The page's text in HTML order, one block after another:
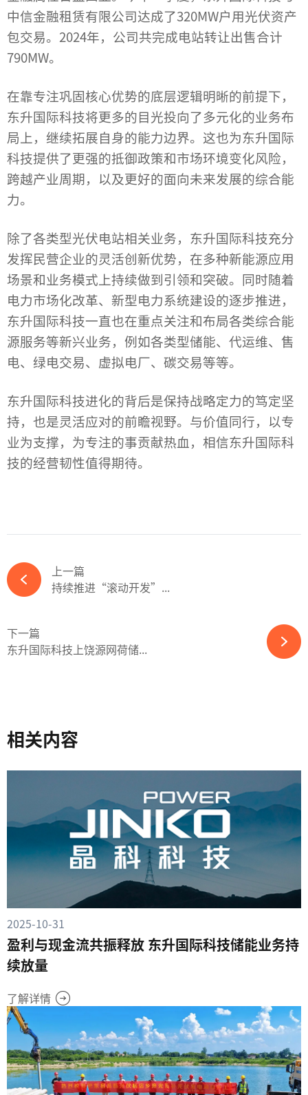
中信金融租赁有限公司达成了320MW户用光伏资产
包交易。2024年，公司共完成电站转让出售合计
790MW。
在靠专注巩固核心优势的底层逻辑明晰的前提下，
东升国际科技将更多的目光投向了多元化的业务布
局上，继续拓展自身的能力边界。这也为东升国际
科技提供了更强的抵御政策和市场环境变化风险，
跨越产业周期，以及更好的面向未来发展的综合能
力。
除了各类型光伏电站相关业务，东升国际科技充分
发挥民营企业的灵活创新优势，在多种新能源应用
场景和业务模式上持续做到引领和突破。同时随着
电力市场化改革、新型电力系统建设的逐步推进，
东升国际科技一直也在重点关注和布局各类综合能
源服务等新兴业务，例如各类型储能、代运维、售
电、绿电交易、虚拟电厂、碳交易等等。
东升国际科技进化的背后是保持战略定力的笃定坚
持，也是灵活应对的前瞻视野。与价值同行，以专
业为支撑，为专注的事贡献热血，相信东升国际科
技的经营韧性值得期待。
上一篇
持续推进“滚动开发”...
下一篇
东升国际科技上饶源网荷储...
相关内容
2025-10-31
盈利与现金流共振释放 东升国际科技储能业务持
续放量
了解详情